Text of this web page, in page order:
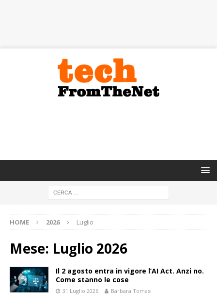
HOME 2026 Luglio
Mese: Luglio 2026
Il 2 agosto entra in vigore l’AI Act. Anzi no.
Come stanno le cose
31 Luglio 2026 Barbara Tomasi